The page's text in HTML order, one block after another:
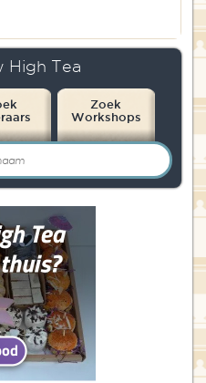
High Tea
Zoek
Workshops